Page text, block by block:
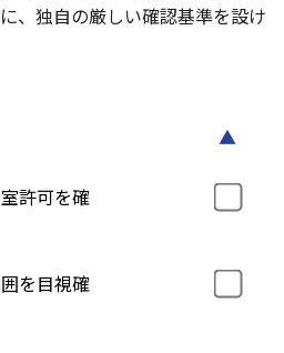
、独自の厳しい確認基準を設け
▲
許可を確
を目視確